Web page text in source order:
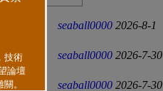
seaball0000 2026-8-1
seaball0000 2026-7-30
seaball0000 2026-7-30